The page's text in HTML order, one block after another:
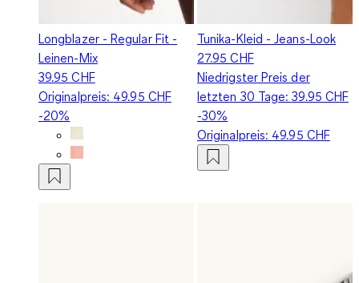
Longblazer - Regular Fit -
Leinen-Mix
39.95 CHF
Originalpreis: 49.95 CHF
-20%
Tunika-Kleid - Jeans-Look
27.95 CHF
Niedrigster Preis der
letzten 30 Tage:39.95 CHF
-30%
Originalpreis: 49.95 CHF